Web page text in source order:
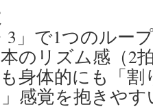
3」で1つのルー
のリズム感（2
身体的にも「
感覚を抱きや